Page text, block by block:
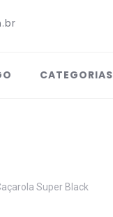
CATEGORIAS
Super Black